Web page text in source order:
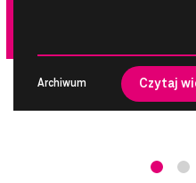
Archiwum Czytaj